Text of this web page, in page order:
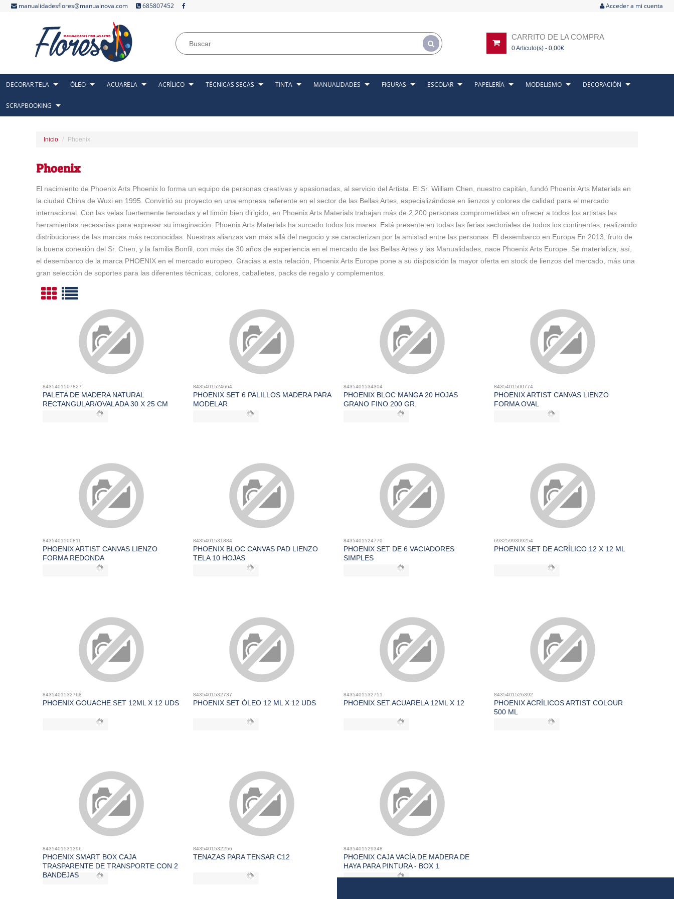
manualidadesflores@manualnova.com 685807452 Acceder a mi cuenta
CARRITO DE LA COMPRA
0Articulo(s) - 0,00€
DECORAR TELA ÓLEO ACUARELA ACRÍLICO TÉCNICAS SECAS TINTA MANUALIDADES FIGURAS ESCOLAR PAPELERÍA MODELISMO DECORACIÓN
SCRAPBOOKING
Inicio Phoenix
Phoenix
El nacimiento de Phoenix Arts Phoenix lo forma un equipo de personas creativas y apasionadas, al servicio del Artista. El Sr. William Chen, nuestro capitán, fundó Phoenix Arts Materials en
la ciudad China de Wuxi en 1995. Convirtió su proyecto en una empresa referente en el sector de las Bellas Artes, especializándose en lienzos y colores de calidad para el mercado
internacional. Con las velas fuertemente tensadas y el timón bien dirigido, en Phoenix Arts Materials trabajan más de 2.200 personas comprometidas en ofrecer a todos los artistas las
herramientas necesarias para expresar su imaginación. Phoenix Arts Materials ha surcado todos los mares. Está presente en todas las ferias sectoriales de todos los continentes, realizando
distribuciones de las marcas más reconocidas. Nuestras alianzas van más allá del negocio y se caracterizan por la amistad entre las personas. El desembarco en Europa En 2013, fruto de
la buena conexión del Sr. Chen, y la familia Bonfil, con más de 30 años de experiencia en el mercado de las Bellas Artes y las Manualidades, nace Phoenix Arts Europe. Se materializa, así,
el desembarco de la marca PHOENIX en el mercado europeo. Gracias a esta relación, Phoenix Arts Europe pone a su disposición la mayor oferta en stock de lienzos del mercado, más una
gran selección de soportes para las diferentes técnicas, colores, caballetes, packs de regalo y complementos.
8435401507827
PALETA DE MADERA NATURAL
RECTANGULAR/OVALADA 30 X 25 CM
8435401524664
PHOENIX SET 6 PALILLOS MADERA PARA
MODELAR
8435401534304
PHOENIX BLOC MANGA 20 HOJAS
GRANO FINO 200 GR.
8435401500774
PHOENIX ARTIST CANVAS LIENZO
FORMA OVAL
8435401500811
PHOENIX ARTIST CANVAS LIENZO
FORMA REDONDA
8435401531884
PHOENIX BLOC CANVAS PAD LIENZO
TELA 10 HOJAS
8435401524770
PHOENIX SET DE 6 VACIADORES
SIMPLES
6932599309254
PHOENIX SET DE ACRÍLICO 12 X 12 ML
8435401532768
PHOENIX GOUACHE SET 12ML X 12 UDS
8435401532737
PHOENIX SET ÓLEO 12 ML X 12 UDS
8435401532751
PHOENIX SET ACUARELA 12ML X 12
8435401526392
PHOENIX ACRÍLICOS ARTIST COLOUR
500 ML
8435401531396
PHOENIX SMART BOX CAJA
TRASPARENTE DE TRANSPORTE CON 2
BANDEJAS
8435401532256
TENAZAS PARA TENSAR C12
8435401529348
PHOENIX CAJA VACÍA DE MADERA DE
HAYA PARA PINTURA - BOX 1